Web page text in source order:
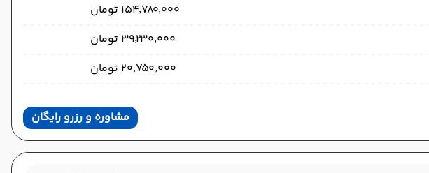
۱۵۴٬۷۸۰٬۰۰۰ تومان
۳۹٬۲۳۰٬۰۰۰ تومان
۲۰٬۷۵۰٬۰۰۰ تومان
مشاوره و رزرو رایگان